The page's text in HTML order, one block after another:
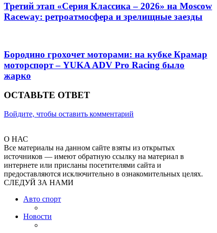
Третий этап «Серия Классика – 2026» на Moscow
Raceway: ретроатмосфера и зрелищные заезды
Бородино грохочет моторами: на кубке Крамар
моторспорт – YUKA ADV Pro Racing было
жарко
ОСТАВЬТЕ ОТВЕТ
Войдите, чтобы оставить комментарий
О НАС
Все материалы на данном сайте взяты из открытых
источников — имеют обратную ссылку на материал в
интернете или присланы посетителями сайта и
предоставляются исключительно в ознакомительных целях.
СЛЕДУЙ ЗА НАМИ
Авто спорт
Новости